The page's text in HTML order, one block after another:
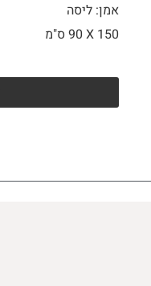
אמן: ליסה
150 X